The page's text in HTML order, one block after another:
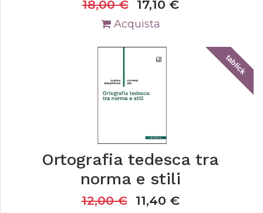
18,00€ 17,10 €
Acquista
tablick
Ortografia tedesca tra
norma e stili
12,00€ 11,40 €